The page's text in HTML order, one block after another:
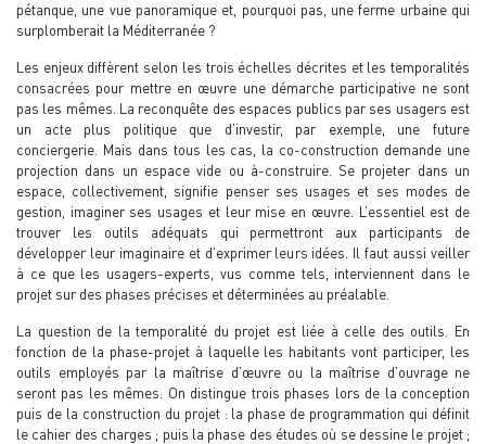
pétanque, une vue panoramique et, pourquoi pas, une ferme urbaine qui
surplomberait la Méditerranée ?
Les enjeux diffèrent selon les trois échelles décrites et les temporalités
consacrées pour mettre en œuvre une démarche participative ne sont
pas les mêmes. La reconquête des espaces publics par ses usagers est
un acte plus politique que d’investir, par exemple, une future
conciergerie. Mais dans tous les cas, la co-construction demande une
projection dans un espace vide ou à-construire. Se projeter dans un
espace, collectivement, signifie penser ses usages et ses modes de
gestion, imaginer ses usages et leur mise en œuvre. L’essentiel est de
trouver les outils adéquats qui permettront aux participants de
développer leur imaginaire et d’exprimer leurs idées. Il faut aussi veiller
à ce que les usagers-experts, vus comme tels, interviennent dans le
projet sur des phases précises et déterminées au préalable.
La question de la temporalité du projet est liée à celle des outils. En
fonction de la phase-projet à laquelle les habitants vont participer, les
outils employés par la maîtrise d’œuvre ou la maîtrise d’ouvrage ne
seront pas les mêmes. On distingue trois phases lors de la conception
puis de la construction du projet : la phase de programmation qui définit
le cahier des charges ; puis la phase des études où se dessine le projet ;